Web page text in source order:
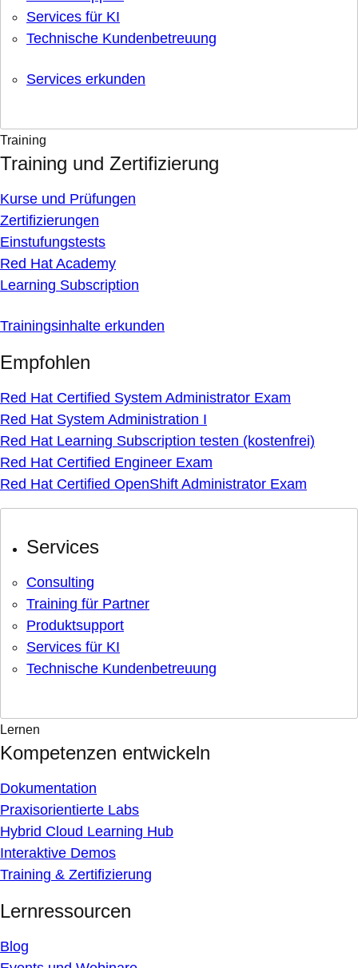
Services für KI
Technische Kundenbetreuung
Services erkunden
Training
Training und Zertifizierung
Kurse und Prüfungen
Zertifizierungen
Einstufungstests
Red Hat Academy
Learning Subscription
Trainingsinhalte erkunden
Empfohlen
Red Hat Certified System Administrator Exam
Red Hat System Administration I
Red Hat Learning Subscription testen (kostenfrei)
Red Hat Certified Engineer Exam
Red Hat Certified OpenShift Administrator Exam
Services
Consulting
Training für Partner
Produktsupport
Services für KI
Technische Kundenbetreuung
Lernen
Kompetenzen entwickeln
Dokumentation
Praxisorientierte Labs
Hybrid Cloud Learning Hub
Interaktive Demos
Training & Zertifizierung
Lernressourcen
Blog